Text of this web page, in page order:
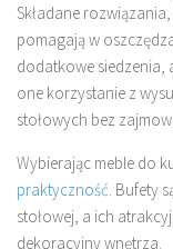
Składane
pomagają w
dodatkowe siedzenia,
one korzystanie z
stołowych bez
Wybierając meble do
praktyczność. Bufety
stołowej, a ich
dekoracyjny wnętrza.